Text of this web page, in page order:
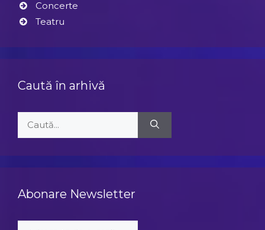
Concerte
Teatru
Caută în arhivă
după:
Abonare Newsletter